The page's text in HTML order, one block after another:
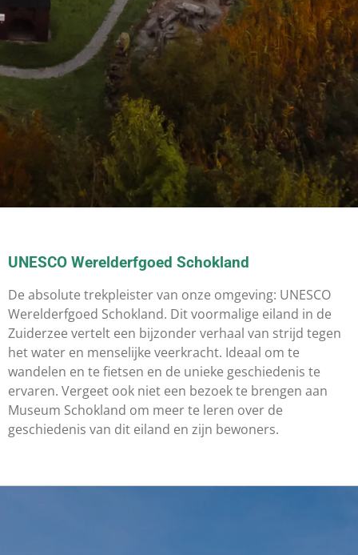
UNESCO Werelderfgoed Schokland
De absolute trekpleister van onze omgeving: UNESCO
Werelderfgoed Schokland. Dit voormalige eiland in de
Zuiderzee vertelt een bijzonder verhaal van strijd tegen
het water en menselijke veerkracht. Ideaal om te
wandelen en te fietsen en de unieke geschiedenis te
ervaren. Vergeet ook niet een bezoek te brengen aan
Museum Schokland om meer te leren over de
geschiedenis van dit eiland en zijn bewoners.